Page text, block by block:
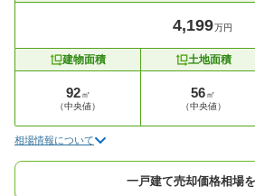
4,199万円
建物面積
92 ㎡
（中央値）
土地面積
56㎡
（中央値）
相場情報について
一戸建て売却価格相場